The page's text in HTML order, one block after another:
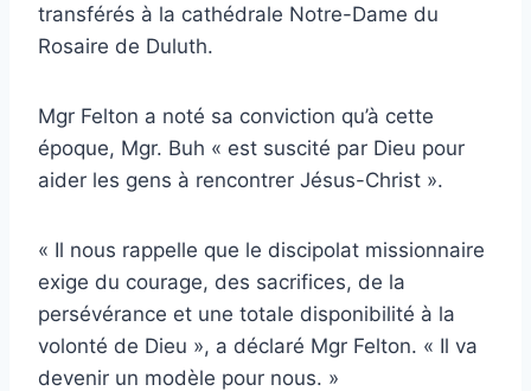
transférés à la cathédrale Notre-Dame du
Rosaire de Duluth.
Mgr Felton a noté sa conviction qu’à cette
époque, Mgr. Buh « est suscité par Dieu pour
aider les gens à rencontrer Jésus-Christ ».
« Il nous rappelle que le discipolat missionnaire
exige du courage, des sacrifices, de la
persévérance et une totale disponibilité à la
volonté de Dieu », a déclaré Mgr Felton. « Il va
devenir un modèle pour nous. »